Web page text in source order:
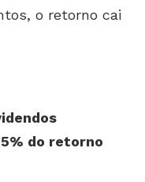
o retorno cai
do retorno